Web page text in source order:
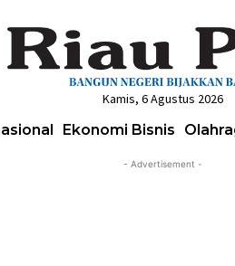
Kamis, 6 Agustus 2026
Ekonomi Bisnis
- Advertisement -